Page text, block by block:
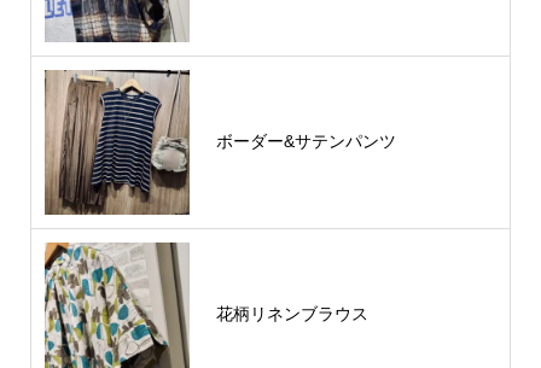
ボーダー&サテンパンツ
花柄リネンブラウス